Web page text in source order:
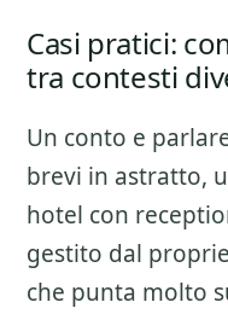
Casi pratici:
tra contesti
Un conto e
brevi in astratto,
hotel con
gestito dal
che punta molto